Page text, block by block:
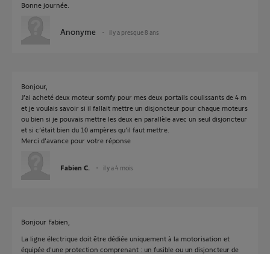
Bonne journée.
Anonyme il y a presque 8 ans
Bonjour,
J’ai acheté deux moteur somfy pour mes deux portails coulissants de 4 m
et je voulais savoir si il fallait mettre un disjoncteur pour chaque moteurs
ou bien si je pouvais mettre les deux en parallèle avec un seul disjoncteur
et si c’était bien du 10 ampères qu’il faut mettre.
Merci d’avance pour votre réponse
Fabien C. il y a 4 mois
Bonjour Fabien,
La ligne électrique doit être dédiée uniquement à la motorisation et
équipée d'une protection comprenant : un fusible ou un disjoncteur de